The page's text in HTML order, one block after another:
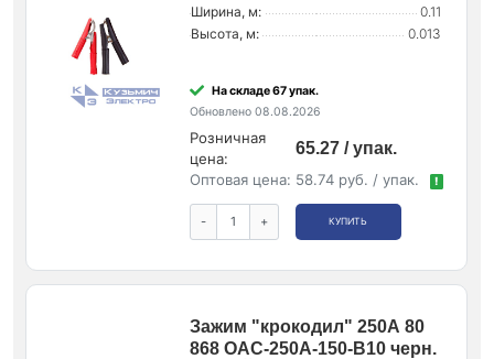
Ширина, м:
0.11
Высота, м:
0.013
На складе 67 упак.
Обновлено 08.08.2026
Розничная
цена:
65.27 / упак.
Оптовая цена: 58.74 руб. / упак. !
- + КУПИТЬ
Зажим "крокодил" 250А 80
868 OAC-250A-150-B10 черн.